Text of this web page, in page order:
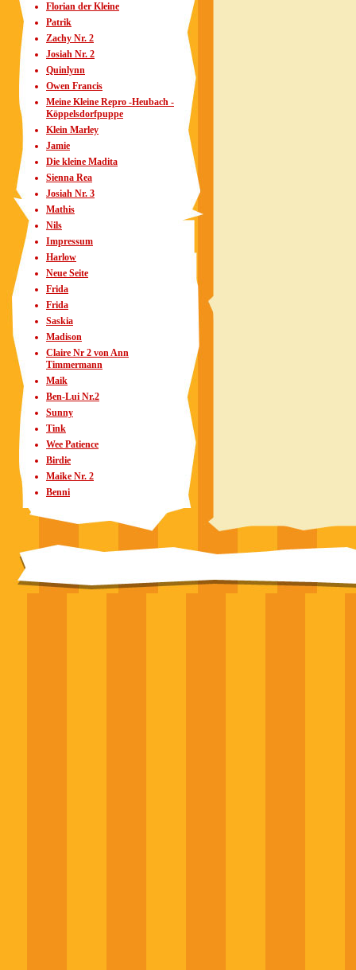
Florian der Kleine
Patrik
Zachy Nr. 2
Josiah Nr. 2
Quinlynn
Owen Francis
Meine Kleine Repro -Heubach -
Köppelsdorfpuppe
Klein Marley
Jamie
Die kleine Madita
Sienna Rea
Josiah Nr. 3
Mathis
Nils
Impressum
Harlow
Neue Seite
Frida
Frida
Saskia
Madison
Claire Nr 2 von Ann
Timmermann
Maik
Ben-Lui Nr.2
Sunny
Tink
Wee Patience
Birdie
Maike Nr. 2
Benni